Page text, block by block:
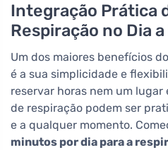
Integração Prática
Respiração no Dia a
Um dos maiores benefícios
é a sua simplicidade e
reservar horas nem um lugar
de respiração podem ser
e a qualquer momento.
minutos por dia para a